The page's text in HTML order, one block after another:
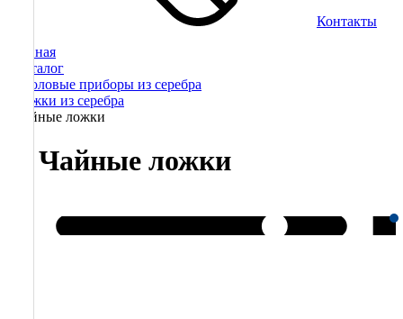
Контакты
Главная
Каталог
Столовые приборы из серебра
Ложки из серебра
Чайные ложки
Чайные ложки